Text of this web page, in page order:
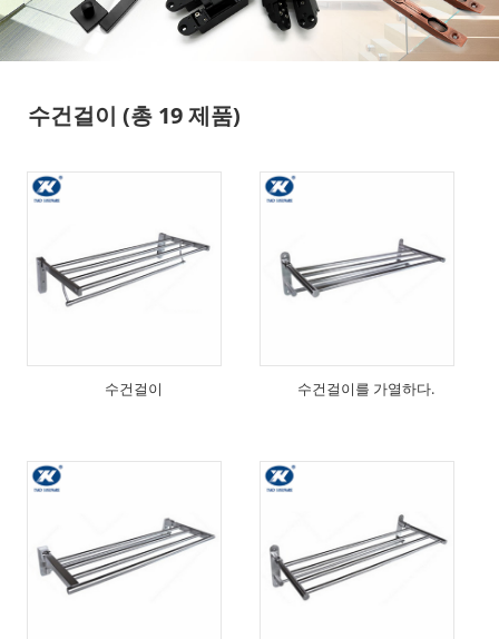
수건걸이 (총 19 제품)
수건걸이 수건걸이를 가열하다.